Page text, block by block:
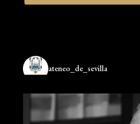
ateneo_de_sevilla